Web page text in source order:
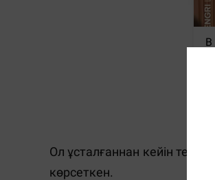
Ол ұсталғаннан кейін
көрсеткен.